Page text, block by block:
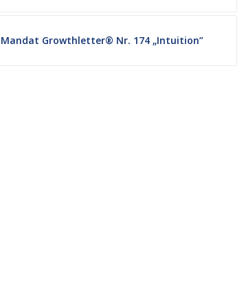
Mandat Growthletter® Nr. 174 „Intuition”